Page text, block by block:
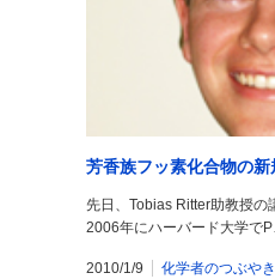
芳香族フッ素化合物の
先日、Tobias Ritter助教授の
2006年にハーバード大学で
2010/1/9 化学者のつぶやき